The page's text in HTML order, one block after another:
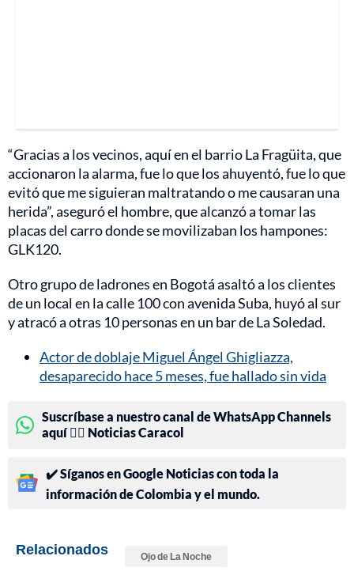
“Gracias a los vecinos, aquí en el barrio La Fragüita, que
accionaron la alarma, fue lo que los ahuyentó, fue lo que
evitó que me siguieran maltratando o me causaran una
herida”, aseguró el hombre, que alcanzó a tomar las
placas del carro donde se movilizaban los hampones:
GLK120.
Otro grupo de ladrones en Bogotá asaltó a los clientes
de un local en la calle 100 con avenida Suba, huyó al sur
y atracó a otras 10 personas en un bar de La Soledad.
Actor de doblaje Miguel Ángel Ghigliazza,
desaparecido hace 5 meses, fue hallado sin vida
Suscríbase a nuestro canal de WhatsApp Channels
aquí 👉🏻 Noticias Caracol
✔️ Síganos en Google Noticias con toda la
información de Colombia y el mundo.
Relacionados Ojo de La Noche